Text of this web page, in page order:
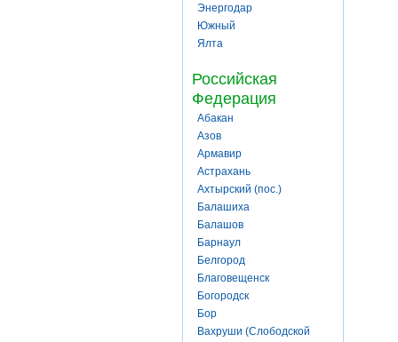
Энергодар
Южный
Ялта
Российская
Федерация
Абакан
Азов
Армавир
Астрахань
Ахтырский (пос.)
Балашиха
Балашов
Барнаул
Белгород
Благовещенск
Богородск
Бор
Вахруши (Слободской